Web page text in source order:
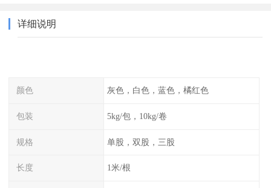
详细说明
颜色 灰色，白色，蓝色，橘红色
包装 5kg/包，10kg/卷
规格 单股，双股，三股
长度 1米/根